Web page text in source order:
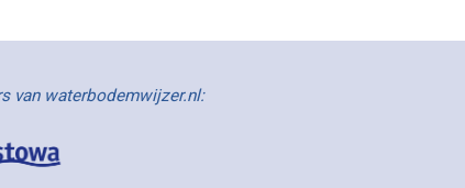
van waterbodemwijzer.nl: